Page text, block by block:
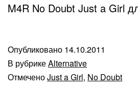
M4R No Doubt Just a Girl
Опубликовано 14.10.2011
В рубрикеAlternative
ОтмеченоJust a Girl, No Doubt